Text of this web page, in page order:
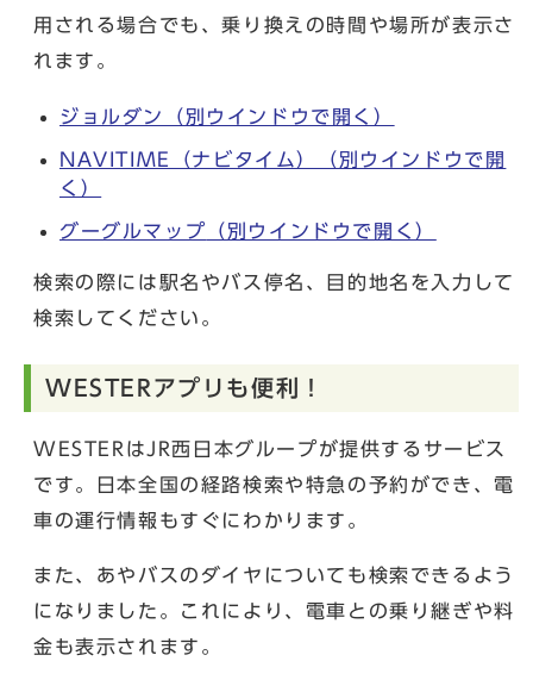
用される場合でも、乗り換えの時間や場所が表示さ
れます。
ジョルダン （別ウインドウで開く）
NAVITIME（ナビタイム）
（別ウインドウで開
く）
グーグルマップ （別ウインドウで開く）
検索の際には駅名やバス停名、目的地名を入力して
検索してください。
WESTERアプリも便利！
WESTERはJR西日本グループが提供するサービス
です。日本全国の経路検索や特急の予約ができ、電
車の運行情報もすぐにわかります。
また、あやバスのダイヤについても検索できるよう
になりました。これにより、電車との乗り継ぎや料
金も表示されます。